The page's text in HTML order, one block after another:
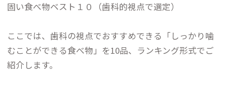
固い食べ物ベスト１０（歯科的視点で選定）
ここでは、歯科の視点でおすすめできる「しっかり噛
むことができる食べ物」を10品、ランキング形式でご
紹介します。